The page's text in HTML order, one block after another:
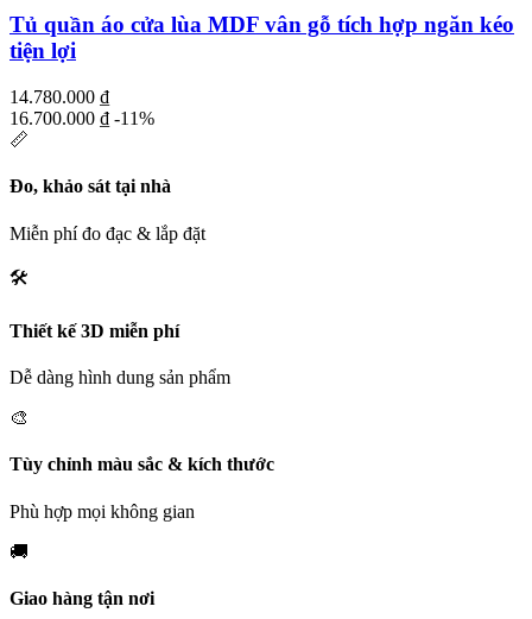
Tủ quần áo cửa lùa MDF vân gỗ tích hợp ngăn kéo
tiện lợi
14.780.000 ₫
16.700.000 ₫ -11%
📏
Đo, khảo sát tại nhà
Miễn phí đo đạc & lắp đặt
🛠️
Thiết kế 3D miễn phí
Dễ dàng hình dung sản phẩm
🎨
Tùy chỉnh màu sắc & kích thước
Phù hợp mọi không gian
🚚
Giao hàng tận nơi